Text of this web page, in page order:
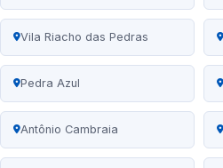
Vila Riacho das Pedras
Pedra Azul
Antônio Cambraia